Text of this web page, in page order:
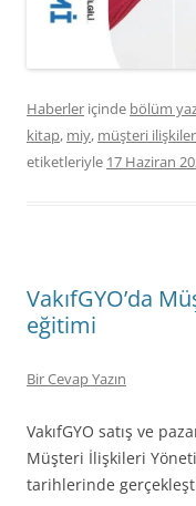
Haberler içinde bölüm
kitap, miy, müşteri
etiketleriyle 17 Haziran
VakıfGYO’da
eğitimi
Bir Cevap Yazın
VakıfGYO satış ve
Müşteri İlişkileri
tarihlerinde